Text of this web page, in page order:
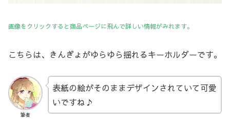
画像をクリックすると商品ページに飛んで詳しい情報がみれます。
こちらは、きんぎょがゆらゆら揺れるキーホルダーです。
筆者
表紙の絵がそのままデザインされていて可愛
いですね♪